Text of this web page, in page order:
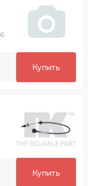
Купить
Купить